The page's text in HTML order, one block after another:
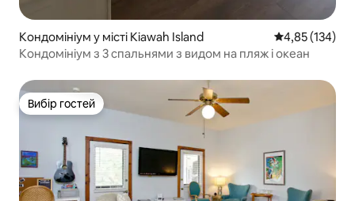
Кондомініум у місті Kiawah Island Середня
4,85 (134)
Кондомініум з 3 спальнями з видом на пляж і океан
Вибір гостей
Вибір гостей